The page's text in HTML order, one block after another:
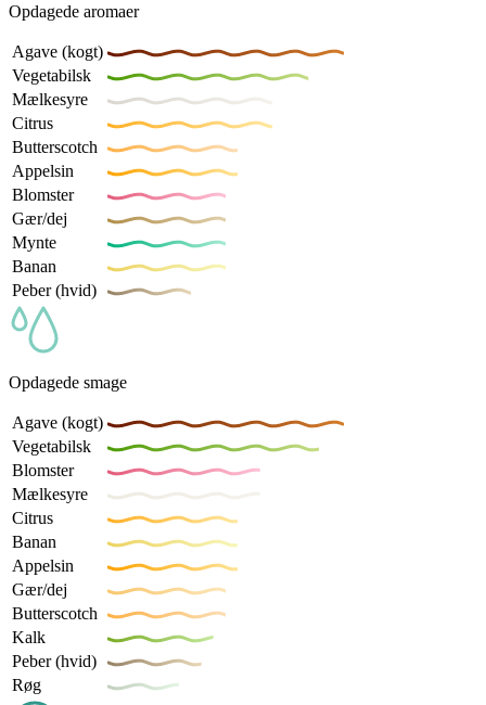
Opdagede aromaer
Agave (kogt)
Vegetabilsk
Mælkesyre
Citrus
Butterscotch
Appelsin
Blomster
Gær/dej
Mynte
Banan
Peber (hvid)
Opdagede smage
Agave (kogt)
Vegetabilsk
Blomster
Mælkesyre
Citrus
Banan
Appelsin
Gær/dej
Butterscotch
Kalk
Peber (hvid)
Røg